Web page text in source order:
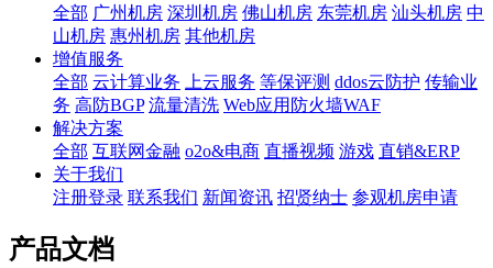
全部 广州机房 深圳机房 佛山机房 东莞机房 汕头机房 中
山机房 惠州机房 其他机房
增值服务
全部 云计算业务 上云服务 等保评测 ddos云防护 传输业
务 高防BGP 流量清洗 Web应用防火墙WAF
解决方案
全部 互联网金融 o2o&电商 直播视频 游戏 直销&ERP
关于我们
注册登录 联系我们 新闻资讯 招贤纳士 参观机房申请
产品文档